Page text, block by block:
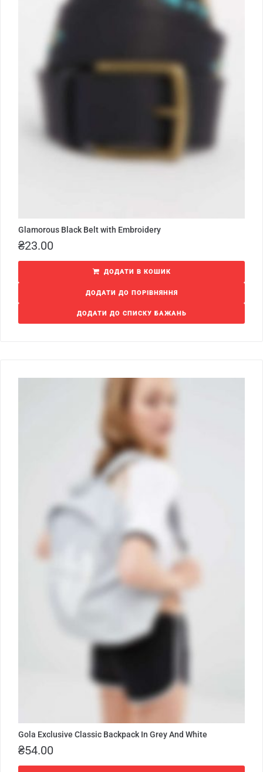
Glamorous Black Belt with Embroidery
₴23.00
ДОДАТИ В КОШИК
ДОДАТИ ДО ПОРІВНЯННЯ
ДОДАТИ ДО СПИСКУ БАЖАНЬ
Gola Exclusive Classic Backpack In Grey And White
₴54.00